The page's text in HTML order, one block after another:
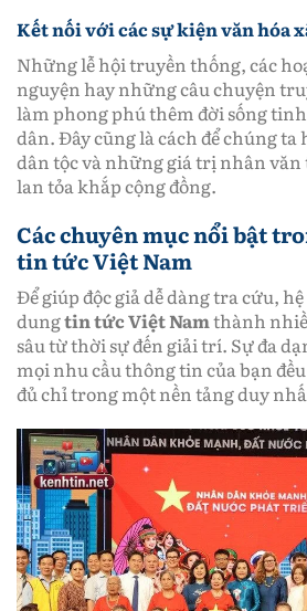
Kết nối với các sự kiện văn hóa
Những lễ hội truyền thống, các
nguyện hay những câu chuyện
làm phong phú thêm đời sống
dân. Đây cũng là cách để chúng ta
dân tộc và những giá trị nhân văn
lan tỏa khắp cộng đồng.
Các chuyên mục nổi bật
tin tức Việt Nam
Để giúp độc giả dễ dàng tra cứu,
dungtin tức Việt Namthành
sâu từ thời sự đến giải trí. Sự đa
mọi nhu cầu thông tin của bạn
đủ chỉ trong một nền tảng duy